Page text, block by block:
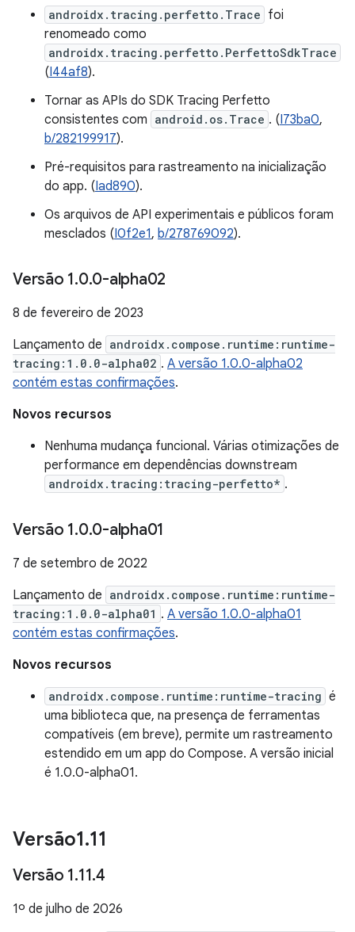
androidx.tracing.perfetto.Trace foi
renomeado como
androidx.tracing.perfetto.PerfettoSdkTrace
(I44af8).
Tornar as APIs do SDK Tracing Perfetto
consistentes com android.os.Trace . (I73ba0,
b/282199917).
Pré-requisitos para rastreamento na inicialização
do app. (Iad890).
Os arquivos de API experimentais e públicos foram
mesclados (I0f2e1, b/278769092).
Versão 1.0.0-alpha02
8 de fevereiro de 2023
Lançamento de androidx.compose.runtime:runtime-
tracing:1.0.0-alpha02 . A versão 1.0.0-alpha02
contém estas confirmações.
Novos recursos
Nenhuma mudança funcional. Várias otimizações de
performance em dependências downstream
androidx.tracing:tracing-perfetto* .
Versão 1.0.0-alpha01
7 de setembro de 2022
Lançamento de androidx.compose.runtime:runtime-
tracing:1.0.0-alpha01 . A versão 1.0.0-alpha01
contém estas confirmações.
Novos recursos
androidx.compose.runtime:runtime-tracing é
uma biblioteca que, na presença de ferramentas
compatíveis (em breve), permite um rastreamento
estendido em um app do Compose. A versão inicial
é 1.0.0-alpha01.
Versão1.11
Versão 1.11.4
1º de julho de 2026